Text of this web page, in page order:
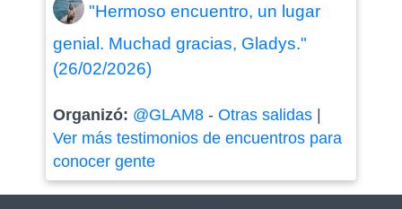
"Hermoso encuentro, un lugar
genial. Muchad gracias, Gladys."
(26/02/2026)
Organizó: @GLAM8- Otras salidas|
Ver más testimonios de encuentros para
conocer gente